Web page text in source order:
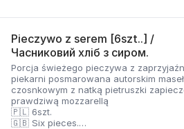
Pieczywo z serem [6szt..] /
Часниковий хліб з сиром.
Porcja świeżego pieczywa z
piekarni posmarowana autorskim
czosnkowym z natką pietruszki
prawdziwą mozzarellą
🇵🇱 6szt.
🇬🇧 Six pieces.